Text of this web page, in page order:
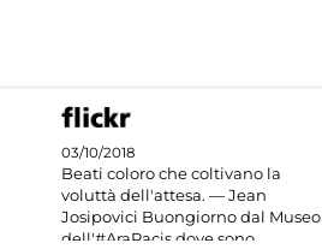
03/10/2018
Beati coloro che coltivano la
voluttà dell'attesa. — Jean
Josipovici Buongiorno dal Museo
dell'#AraPacis dove sono